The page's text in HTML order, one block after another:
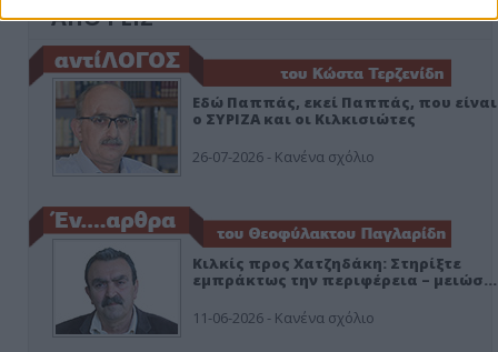
ΑΠΟΨΕΙΣ
Εδώ Παππάς, εκεί Παππάς, που είναι
ο ΣΥΡΙΖΑ και οι Κιλκισιώτες
26-07-2026 - Κανένα σχόλιο
Κιλκίς προς Χατζηδάκη: Στηρίξτε
εμπράκτως την περιφέρεια – μειώσ…
11-06-2026 - Κανένα σχόλιο